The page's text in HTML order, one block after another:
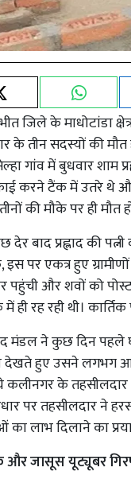
जिले के माधोटांडा
के तीन सदस्यों की
गांव में बुधवार
करने टैंक में उतरे थे
की मौके पर ही मौत
बाद प्रह्लाद की
पर एकत्र हुए
और शवों को
रह रही थी।
मंडल ने कुछ दिन
देखते हुए उसने लगभग
के तहसीलदार
पर तहसीलदार ने
का लाभ दिलाने का
जासूस यूट्यूबर